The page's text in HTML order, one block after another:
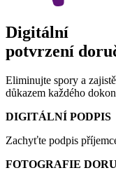
Digitální
potvrzení
Eliminujte spory a
důkazem každého
DIGITÁLNÍ PODPIS
Zachyťte podpis
FOTOGRAFIE